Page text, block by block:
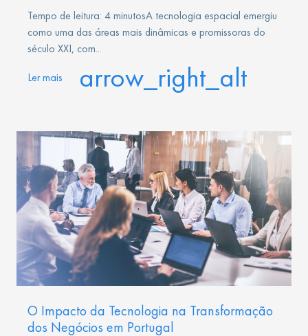
Tempo de leitura: 4 minutosA tecnologia espacial emergiu
como uma das áreas mais dinâmicas e promissoras do
século XXI, com...
Ler mais arrow_right_alt
O Impacto da Tecnologia na Transformação
dos Negócios em Portugal